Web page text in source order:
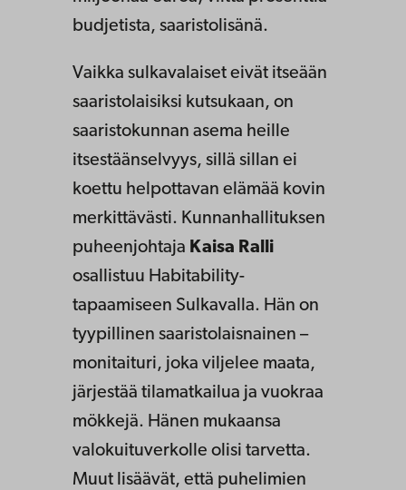
budjetista, saaristolisänä.
Vaikka sulkavalaiset eivät itseään
saaristolaisiksi kutsukaan, on
saaristokunnan asema heille
itsestäänselvyys, sillä sillan ei
koettu helpottavan elämää kovin
merkittävästi. Kunnanhallituksen
puheenjohtaja Kaisa Ralli
osallistuu Habitability-
tapaamiseen Sulkavalla. Hän on
tyypillinen saaristolaisnainen –
monitaituri, joka viljelee maata,
järjestää tilamatkailua ja vuokraa
mökkejä. Hänen mukaansa
valokuituverkolle olisi tarvetta.
Muut lisäävät, että puhelimien